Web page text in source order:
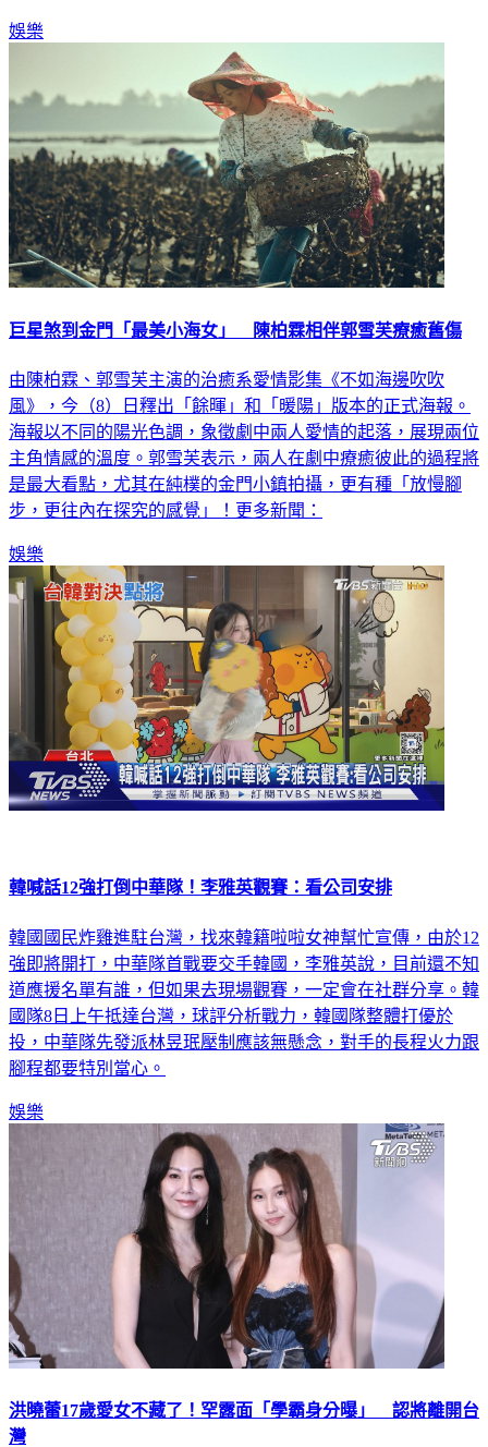
娛樂
巨星煞到金門「最美小海女」 陳柏霖相伴郭雪芙療癒舊傷
由陳柏霖、郭雪芙主演的治癒系愛情影集《不如海邊吹吹
風》，今（8）日釋出「餘暉」和「暖陽」版本的正式海報。
海報以不同的陽光色調，象徵劇中兩人愛情的起落，展現兩位
主角情感的溫度。郭雪芙表示，兩人在劇中療癒彼此的過程將
是最大看點，尤其在純樸的金門小鎮拍攝，更有種「放慢腳
步，更往內在探究的感覺」！更多新聞：
娛樂
韓喊話12強打倒中華隊！李雅英觀賽：看公司安排
韓國國民炸雞進駐台灣，找來韓籍啦啦女神幫忙宣傳，由於12
強即將開打，中華隊首戰要交手韓國，李雅英說，目前還不知
道應援名單有誰，但如果去現場觀賽，一定會在社群分享。韓
國隊8日上午抵達台灣，球評分析戰力，韓國隊整體打優於
投，中華隊先發派林昱珉壓制應該無懸念，對手的長程火力跟
腳程都要特別當心。
娛樂
洪曉蕾17歲愛女不藏了！罕露面「學霸身分曝」 認將離開台
灣